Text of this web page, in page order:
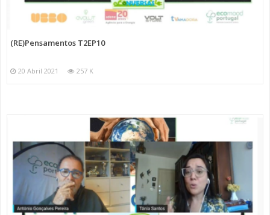
(RE)Pensamentos T2EP10
20 Abril 2021 257 K